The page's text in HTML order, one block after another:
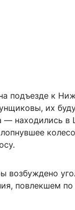
подъезде к
их
находились в
возбуждено
повлекшем